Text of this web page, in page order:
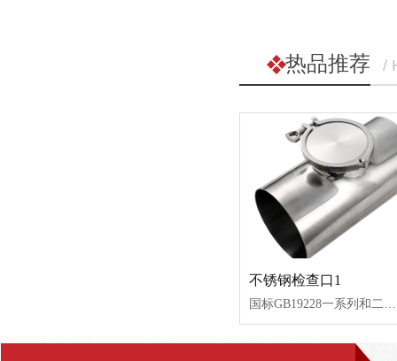
热品推荐 /
不锈钢检查口1